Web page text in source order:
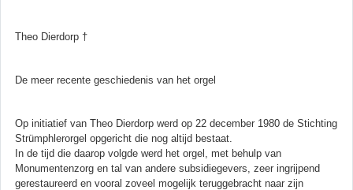
Theo Dierdorp †
De meer recente geschiedenis van het orgel
Op initiatief van Theo Dierdorp werd op 22 december 1980 de Stichting
Strümphlerorgel opgericht die nog altijd bestaat.
In de tijd die daarop volgde werd het orgel, met behulp van
Monumentenzorg en tal van andere subsidiegevers, zeer ingrijpend
gerestaureerd en vooral zoveel mogelijk teruggebracht naar zijn